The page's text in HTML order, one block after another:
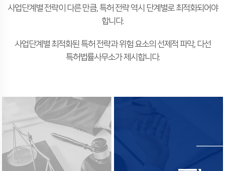
사업단계별 전략이 다른 만큼, 특허 전략 역시 단계별로 최적화되어야
합니다.
사업단계별 최적화된 특허 전략과 위험 요소의 선제적 파악, 다선
특허법률사무소가 제시합니다.